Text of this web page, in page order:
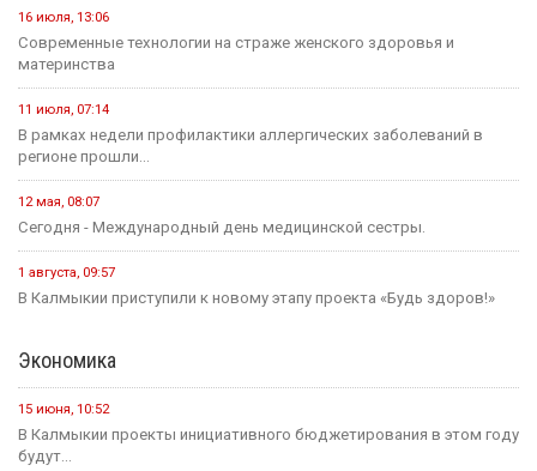
16 июля, 13:06
Современные технологии на страже женского здоровья и
материнства
11 июля, 07:14
В рамках недели профилактики аллергических заболеваний в
регионе прошли...
12 мая, 08:07
Сегодня - Международный день медицинской сестры.
1 августа, 09:57
В Калмыкии приступили к новому этапу проекта «Будь здоров!»
Экономика
15 июня, 10:52
В Калмыкии проекты инициативного бюджетирования в этом году
будут...